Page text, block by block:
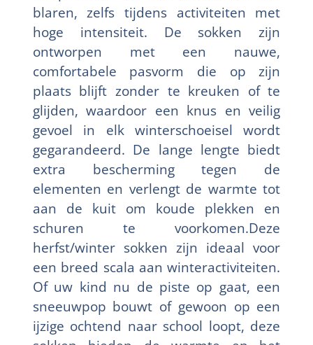
blaren, zelfs tijdens activiteiten met
hoge intensiteit. De sokken zijn
ontworpen met een nauwe,
comfortabele pasvorm die op zijn
plaats blijft zonder te kreuken of te
glijden, waardoor een knus en veilig
gevoel in elk winterschoeisel wordt
gegarandeerd. De lange lengte biedt
extra bescherming tegen de
elementen en verlengt de warmte tot
aan de kuit om koude plekken en
schuren te voorkomen.Deze
herfst/winter sokken zijn ideaal voor
een breed scala aan winteractiviteiten.
Of uw kind nu de piste op gaat, een
sneeuwpop bouwt of gewoon op een
ijzige ochtend naar school loopt, deze